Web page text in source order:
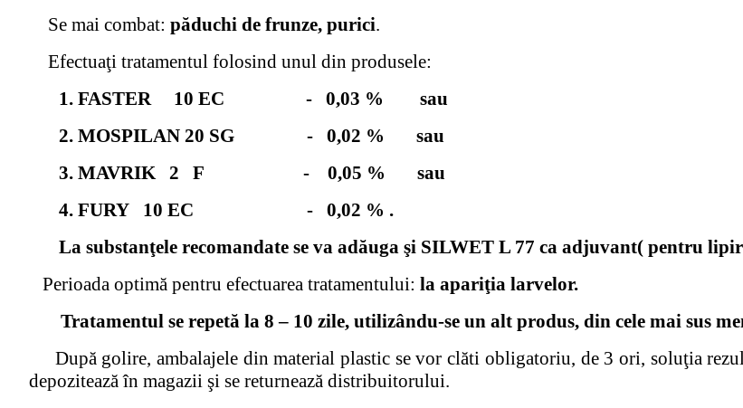
Se mai combat: păduchi de frunze, purici.
Efectuaţi tratamentul folosind unul din produsele:
1. FASTER 10 EC - 0,03 % sau
2. MOSPILAN 20 SG - 0,02 % sau
3. MAVRIK 2 F - 0,05 % sau
4. FURY 10 EC - 0,02 % .
La substanţele recomandate se va adăuga şi SILWET L 77 ca adjuvant( pentru
Perioada optimă pentru efectuarea tratamentului: la apariţia larvelor.
Tratamentul se repetă la 8 – 10 zile, utilizându-se un alt produs, din cele mai sus
După golire, ambalajele din material plastic se vor clăti obligatoriu, de 3 ori, soluţia
depozitează în magazii şi se returnează distribuitorului.